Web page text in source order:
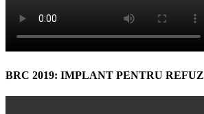
BRC 2019: IMPLANT PENTRU REFUZ